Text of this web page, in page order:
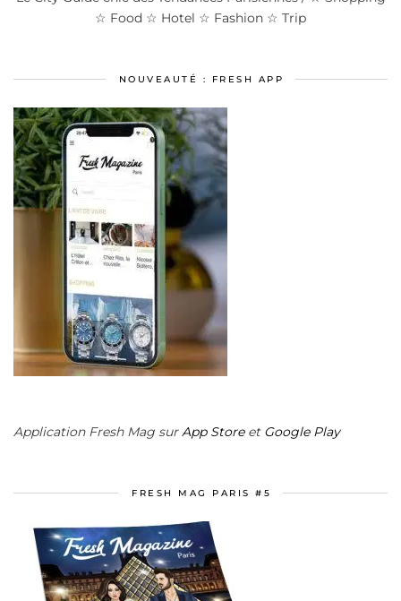
☆ Food ☆ Hotel ☆ Fashion ☆ Trip
NOUVEAUTÉ : FRESH APP
Application Fresh Mag surApp Storeet Google Play
FRESH MAG PARIS #5